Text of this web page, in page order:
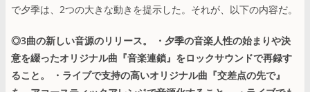
で夕季は、2つの大きな動きを提示した。それが、以下の内容だ。
◎3曲の新しい音源のリリース。 ・夕季の音楽人性の始まりや決
意を綴ったオリジナル曲『音楽連鎖』をロックサウンドで再録す
ること。 ・ライブで支持の高いオリジナル曲『交差点の先で』